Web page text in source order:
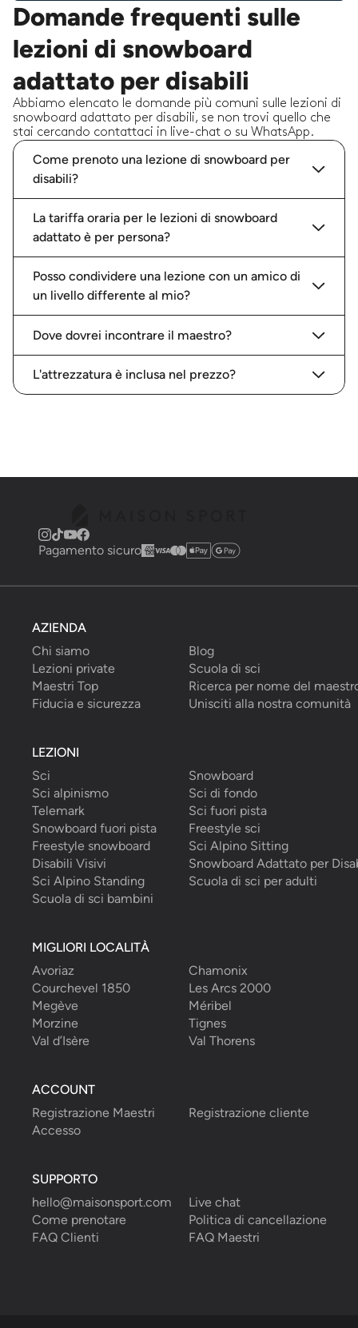
Domande frequenti sulle
lezioni di snowboard
adattato per disabili
Abbiamo elencato le domande più comuni sulle lezioni di
snowboard adattato per disabili, se non trovi quello che
stai cercando contattaci in live-chat o su WhatsApp.
Come prenoto una lezione di snowboard per
disabili?
La tariffa oraria per le lezioni di snowboard
adattato è per persona?
Posso condividere una lezione con un amico di
un livello differente al mio?
Dove dovrei incontrare il maestro?
L'attrezzatura è inclusa nel prezzo?
Pagamento sicuro
AZIENDA
Chi siamo
Blog
Lezioni private
Scuola di sci
Maestri Top
Ricerca per nome del
Fiducia e sicurezza
Unisciti alla nostra comunità
LEZIONI
Sci
Snowboard
Sci alpinismo
Sci di fondo
Telemark
Sci fuori pista
Snowboard fuori pista
Freestyle sci
Freestyle snowboard
Sci Alpino Sitting
Disabili Visivi
Snowboard Adattato per
Sci Alpino Standing
Scuola di sci per adulti
Scuola di sci bambini
MIGLIORI LOCALITÀ
Avoriaz
Chamonix
Courchevel 1850
Les Arcs 2000
Megève
Méribel
Morzine
Tignes
Val d’Isère
Val Thorens
ACCOUNT
Registrazione Maestri
Registrazione cliente
Accesso
SUPPORTO
hello@maisonsport.com
Live chat
Come prenotare
Politica di cancellazione
FAQ Clienti
FAQ Maestri